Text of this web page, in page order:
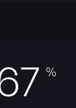
%